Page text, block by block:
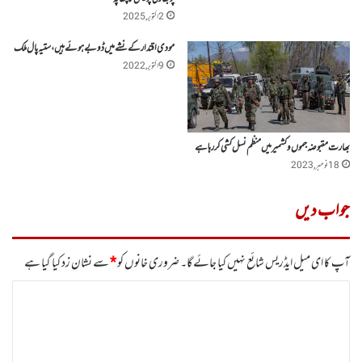
2 اکتوبر, 2025
بھارت مقبوضہ جموں وکشمیرمیں منظم نسل کشی کر رہا ہے
18 نومبر, 2023
مودی اقتدار کے نشے میں ڈوبے ہوئے ہیں، ستیہ پال ملک
9 اکتوبر, 2022
جواب دیں
آپ کا ای میل ایڈریس شائع نہیں کیا جائے گا۔ضروری خانوں کو*سے نشان زد کیا گیا ہے